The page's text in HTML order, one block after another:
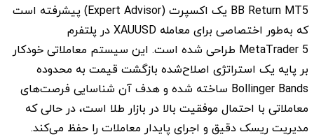
BB Return MT5 یک اکسپرت (Expert Advisor) پیشرفته است
که به‌طور اختصاصی برای معامله XAUUSD در پلتفرم
MetaTrader 5 طراحی شده است. این سیستم معاملاتی خودکار
بر پایه یک استراتژی اصلاح‌شده بازگشت قیمت به محدوده
Bollinger Bands ساخته شده و هدف آن شناسایی فرصت‌های
معاملاتی با احتمال موفقیت بالا در بازار طلا است، در حالی که
مدیریت ریسک دقیق و اجرای پایدار معاملات را حفظ می‌کند.